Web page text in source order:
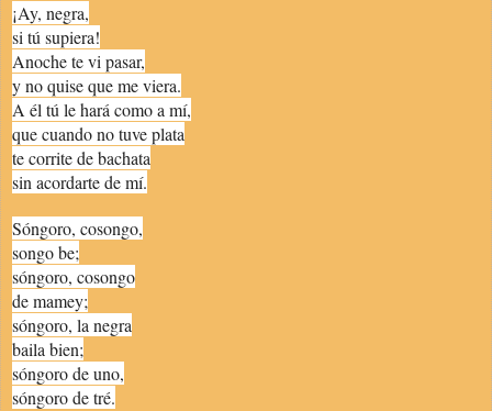
¡Ay, negra,
si tú supiera!
Anoche te vi pasar,
y no quise que me viera.
A él tú le hará como a mí,
que cuando no tuve plata
te corrite de bachata
sin acordarte de mí.
Sóngoro, cosongo,
songo be;
sóngoro, cosongo
de mamey;
sóngoro, la negra
baila bien;
sóngoro de uno,
sóngoro de tré.